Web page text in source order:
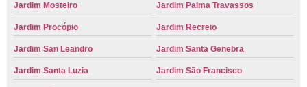
Jardim Mosteiro Jardim Palma Travassos
Jardim Procópio Jardim Recreio
Jardim San Leandro Jardim Santa Genebra
Jardim Santa Luzia Jardim São Francisco